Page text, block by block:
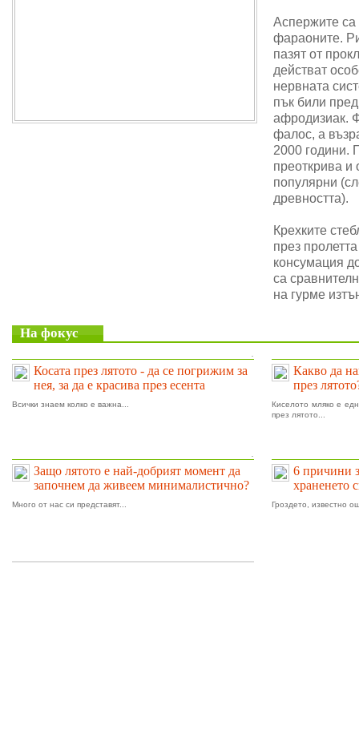
Аспержите
фараоните.
пазят от
действат
нервната
пък били
афродизиак.
фалос, а
2000 години.
преоткрива и
популярни
древността).
Крехките
през
консумация
са
на гурме
На фокус
Косата през лятото - да се погрижим за
нея, за да е красива през есента
Всички знаем колко е важна...
Какво да
през
Киселото мляко е
през лятото...
Защо лятото е най-добрият момент да
започнем да живеем минималистично?
Много от нас си представят...
6 причини
храненето
Гроздето, известно